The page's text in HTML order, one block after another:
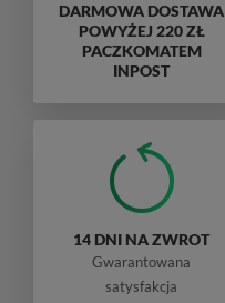
DARMOWA DOSTAWA
POWYŻEJ 220 ZŁ
PACZKOMATEM
INPOST
14 DNI NA ZWROT
Gwarantowana
satysfakcja